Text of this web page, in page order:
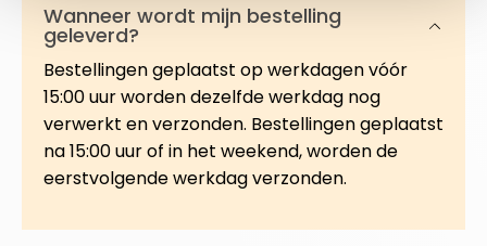
Wanneer wordt mijn bestelling
geleverd?
Bestellingen geplaatst op werkdagen vóór
15:00 uur worden dezelfde werkdag nog
verwerkt en verzonden. Bestellingen geplaatst
na 15:00 uur of in het weekend, worden de
eerstvolgende werkdag verzonden.